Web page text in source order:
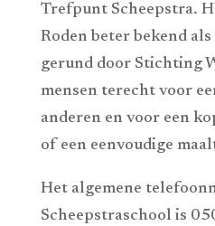
Trefpunt Scheepstra.
Roden beter bekend
gerund door Stichting
mensen terecht voor
anderen en voor een
of een eenvoudige
Het algemene
Scheepstraschool is